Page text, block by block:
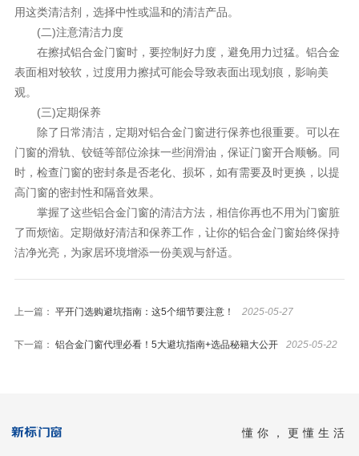
用这类清洁剂，选择中性或温和的清洁产品。
(二)注意清洁力度
在擦拭铝合金门窗时，要控制好力度，避免用力过猛。铝合金
表面相对较软，过度用力擦拭可能会导致表面出现划痕，影响美
观。
(三)定期保养
除了日常清洁，定期对铝合金门窗进行保养也很重要。可以在
门窗的滑轨、铰链等部位涂抹一些润滑油，保证门窗开合顺畅。同
时，检查门窗的密封条是否老化、损坏，如有需要及时更换，以提
高门窗的密封性和隔音效果。
掌握了这些铝合金门窗的清洁方法，相信你再也不用为门窗脏
了而烦恼。定期做好清洁和保养工作，让你的铝合金门窗始终保持
洁净光亮，为家居环境增添一份美观与舒适。
上一篇： 平开门选购避坑指南：这5个细节要注意！ 2025-05-27
下一篇： 铝合金门窗代理必看！5大避坑指南+选品秘籍大公开 2025-05-22
懂你，更懂生活